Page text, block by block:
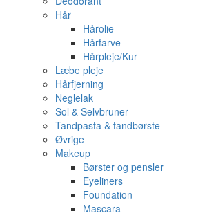
Hår
Hårolie
Hårfarve
Hårpleje/Kur
Læbe pleje
Hårfjerning
Neglelak
Sol & Selvbruner
Tandpasta & tandbørste
Øvrige
Makeup
Børster og pensler
Eyeliners
Foundation
Mascara